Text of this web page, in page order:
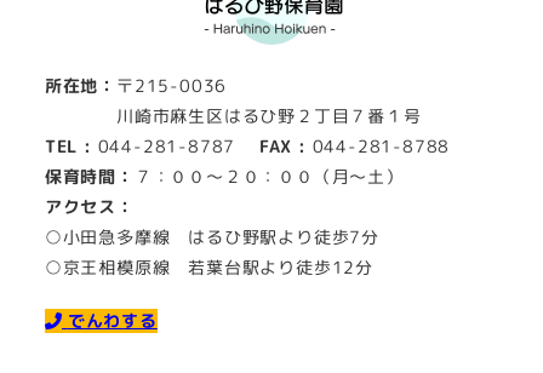
送
り
所在地： 〒215-0036
川崎市麻生区はるひ野２丁目７番１号
TEL : 044-281-8787 FAX : 044-281-8788
保育時間： ７：００～２０：００（月～土）
アクセス：
○小田急多摩線 はるひ野駅より徒歩7分
○京王相模原線 若葉台駅より徒歩12分
でんわする